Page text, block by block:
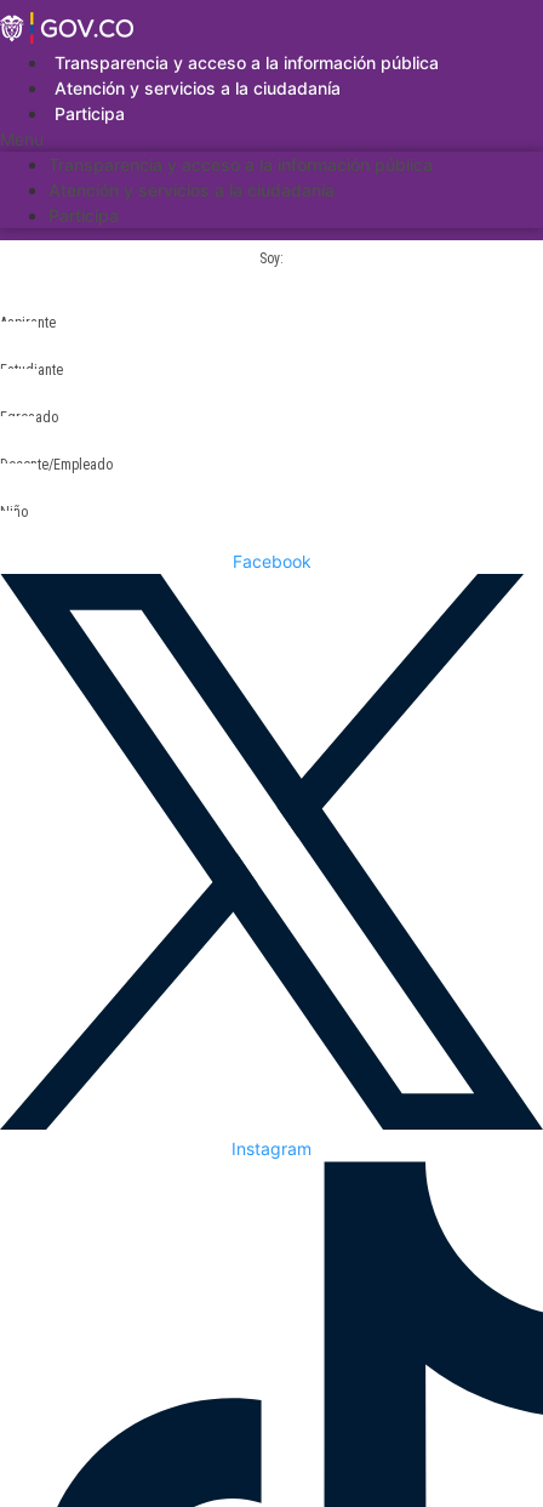
Saltar
al
contenidoTransparencia y acceso a la información pública
Atención y servicios a la ciudadanía
Participa
Menu
Transparencia y acceso a la información pública
Atención y servicios a la ciudadanía
Participa
Soy:
Aspirante
Estudiante
Egresado
Docente/Empleado
Niño
Facebook
Instagram